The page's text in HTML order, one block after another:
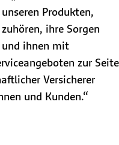
Produkten,
ihre Sorgen
und ihnen mit
zur Seite
Versicherer
und Kunden.“